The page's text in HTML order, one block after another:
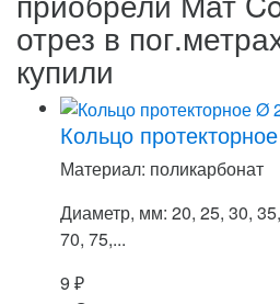
отрез в
купили
Кольцо
Материал: поликарбонат
Диаметр, мм: 20, 25, 30,
70, 75,...
9 ₽